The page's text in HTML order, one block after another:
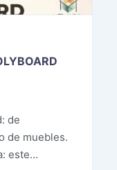
de
de muebles.
este